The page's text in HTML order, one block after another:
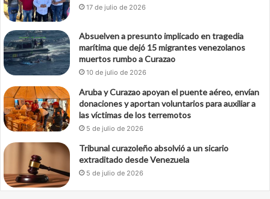
17 de julio de 2026
Absuelven a presunto implicado en tragedia
marítima que dejó 15 migrantes venezolanos
muertos rumbo a Curazao
10 de julio de 2026
Aruba y Curazao apoyan el puente aéreo, envían
donaciones y aportan voluntarios para auxiliar a
las víctimas de los terremotos
5 de julio de 2026
Tribunal curazoleño absolvió a un sicario
extraditado desde Venezuela
5 de julio de 2026